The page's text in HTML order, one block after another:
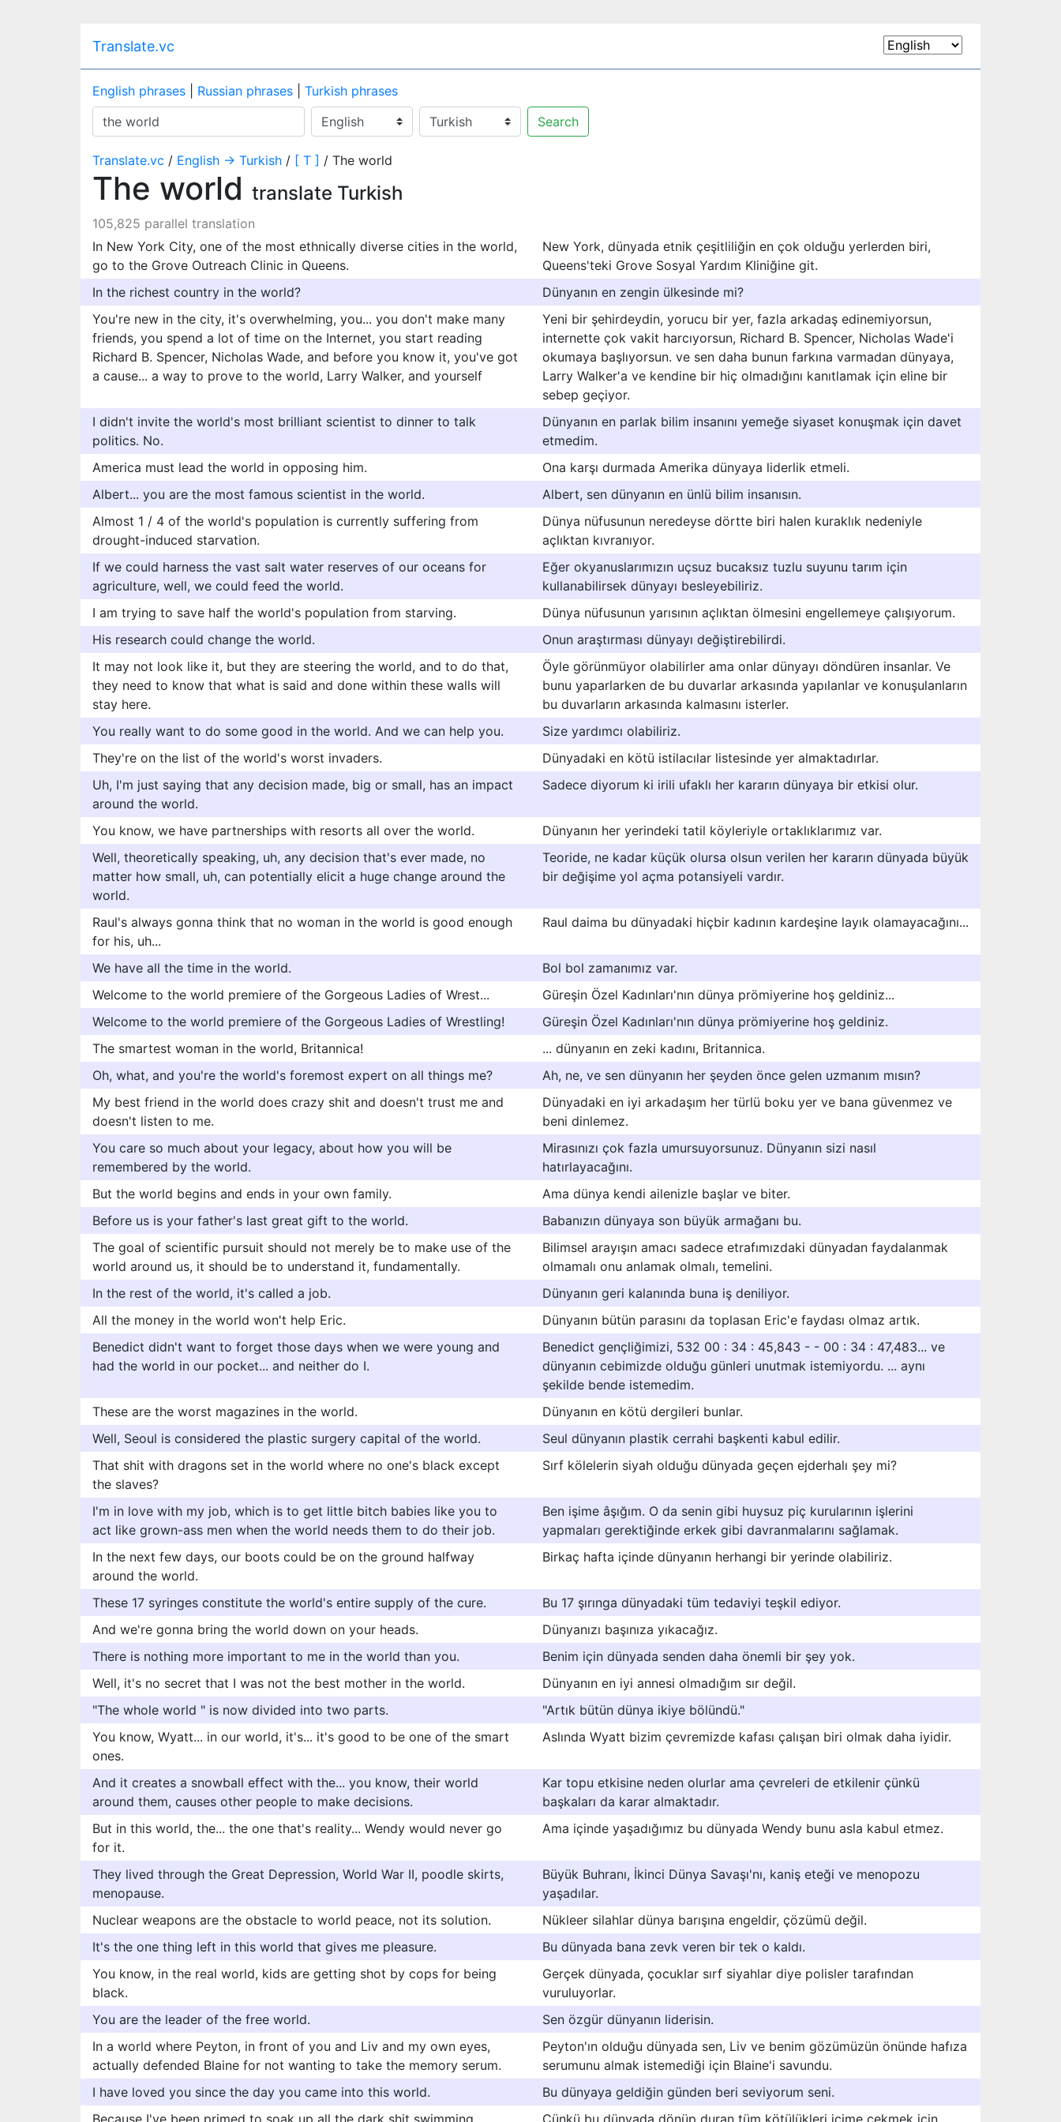
Translate.vc
English phrases Russian phrases
Turkish phrases
Search
Translate.vc / English → Turkish / [ T ] / The world
The world translate Turkish
105,825 parallel translation
In New York City, one of the most ethnically diverse cities in the world,
go to the Grove Outreach Clinic in Queens.
New York, dünyada etnik çeşitliliğin en çok olduğu yerlerden biri,
Queens'teki Grove Sosyal Yardım Kliniğine git.
In the richest country in the world?
Dünyanın en zengin ülkesinde mi?
You're new in the city, it's overwhelming, you... you don't make many
friends, you spend a lot of time on the Internet, you start reading
Richard B. Spencer, Nicholas Wade, and before you know it, you've got
a cause... a way to prove to the world, Larry Walker, and yourself
Yeni bir şehirdeydin, yorucu bir yer, fazla arkadaş edinemiyorsun,
internette çok vakit harcıyorsun, Richard B. Spencer, Nicholas Wade'i
okumaya başlıyorsun. ve sen daha bunun farkına varmadan dünyaya,
Larry Walker'a ve kendine bir hiç olmadığını kanıtlamak için eline bir
sebep geçiyor.
I didn't invite the world's most brilliant scientist to dinner to talk
politics. No.
Dünyanın en parlak bilim insanını yemeğe siyaset konuşmak için davet
etmedim.
America must lead the world in opposing him.
Ona karşı durmada Amerika dünyaya liderlik etmeli.
Albert... you are the most famous scientist in the world.
Albert, sen dünyanın en ünlü bilim insanısın.
Almost 1 / 4 of the world's population is currently suffering from
drought-induced starvation.
Dünya nüfusunun neredeyse dörtte biri halen kuraklık nedeniyle
açlıktan kıvranıyor.
If we could harness the vast salt water reserves of our oceans for
agriculture, well, we could feed the world.
Eğer okyanuslarımızın uçsuz bucaksız tuzlu suyunu tarım için
kullanabilirsek dünyayı besleyebiliriz.
I am trying to save half the world's population from starving.
Dünya nüfusunun yarısının açlıktan ölmesini engellemeye çalışıyorum.
His research could change the world.
Onun araştırması dünyayı değiştirebilirdi.
It may not look like it, but they are steering the world, and to do that,
they need to know that what is said and done within these walls will
stay here.
Öyle görünmüyor olabilirler ama onlar dünyayı döndüren insanlar. Ve
bunu yaparlarken de bu duvarlar arkasında yapılanlar ve konuşulanların
bu duvarların arkasında kalmasını isterler.
You really want to do some good in the world. And we can help you.
Size yardımcı olabiliriz.
They're on the list of the world's worst invaders.
Dünyadaki en kötü istilacılar listesinde yer almaktadırlar.
Uh, I'm just saying that any decision made, big or small, has an impact
around the world.
Sadece diyorum ki irili ufaklı her kararın dünyaya bir etkisi olur.
You know, we have partnerships with resorts all over the world.
Dünyanın her yerindeki tatil köyleriyle ortaklıklarımız var.
Well, theoretically speaking, uh, any decision that's ever made, no
matter how small, uh, can potentially elicit a huge change around the
world.
Teoride, ne kadar küçük olursa olsun verilen her kararın dünyada büyük
bir değişime yol açma potansiyeli vardır.
Raul's always gonna think that no woman in the world is good enough
for his, uh...
Raul daima bu dünyadaki hiçbir kadının kardeşine layık olamayacağını...
We have all the time in the world.
Bol bol zamanımız var.
Welcome to the world premiere of the Gorgeous Ladies of Wrest...
Güreşin Özel Kadınları'nın dünya prömiyerine hoş geldiniz...
Welcome to the world premiere of the Gorgeous Ladies of Wrestling!
Güreşin Özel Kadınları'nın dünya prömiyerine hoş geldiniz.
The smartest woman in the world, Britannica!
... dünyanın en zeki kadını, Britannica.
Oh, what, and you're the world's foremost expert on all things me?
Ah, ne, ve sen dünyanın her şeyden önce gelen uzmanım mısın?
My best friend in the world does crazy shit and doesn't trust me and
doesn't listen to me.
Dünyadaki en iyi arkadaşım her türlü boku yer ve bana güvenmez ve
beni dinlemez.
You care so much about your legacy, about how you will be
remembered by the world.
Mirasınızı çok fazla umursuyorsunuz. Dünyanın sizi nasıl
hatırlayacağını.
But the world begins and ends in your own family.
Ama dünya kendi ailenizle başlar ve biter.
Before us is your father's last great gift to the world.
Babanızın dünyaya son büyük armağanı bu.
The goal of scientific pursuit should not merely be to make use of the
world around us, it should be to understand it, fundamentally.
Bilimsel arayışın amacı sadece etrafımızdaki dünyadan faydalanmak
olmamalı onu anlamak olmalı, temelini.
In the rest of the world, it's called a job.
Dünyanın geri kalanında buna iş deniliyor.
All the money in the world won't help Eric.
Dünyanın bütün parasını da toplasan Eric'e faydası olmaz artık.
Benedict didn't want to forget those days when we were young and
had the world in our pocket... and neither do I.
Benedict gençliğimizi, 532 00 : 34 : 45,843 - - 00 : 34 : 47,483... ve
dünyanın cebimizde olduğu günleri unutmak istemiyordu. ... aynı
şekilde bende istemedim.
These are the worst magazines in the world.
Dünyanın en kötü dergileri bunlar.
Well, Seoul is considered the plastic surgery capital of the world.
Seul dünyanın plastik cerrahi başkenti kabul edilir.
That shit with dragons set in the world where no one's black except
the slaves?
Sırf kölelerin siyah olduğu dünyada geçen ejderhalı şey mi?
I'm in love with my job, which is to get little bitch babies like you to
act like grown-ass men when the world needs them to do their job.
Ben işime âşığım. O da senin gibi huysuz piç kurularının işlerini
yapmaları gerektiğinde erkek gibi davranmalarını sağlamak.
In the next few days, our boots could be on the ground halfway
around the world.
Birkaç hafta içinde dünyanın herhangi bir yerinde olabiliriz.
These 17 syringes constitute the world's entire supply of the cure.
Bu 17 şırınga dünyadaki tüm tedaviyi teşkil ediyor.
And we're gonna bring the world down on your heads.
Dünyanızı başınıza yıkacağız.
There is nothing more important to me in the world than you.
Benim için dünyada senden daha önemli bir şey yok.
Well, it's no secret that I was not the best mother in the world.
Dünyanın en iyi annesi olmadığım sır değil.
"The whole world " is now divided into two parts.
"Artık bütün dünya ikiye bölündü."
You know, Wyatt... in our world, it's... it's good to be one of the smart
ones.
Aslında Wyatt bizim çevremizde kafası çalışan biri olmak daha iyidir.
And it creates a snowball effect with the... you know, their world
around them, causes other people to make decisions.
Kar topu etkisine neden olurlar ama çevreleri de etkilenir çünkü
başkaları da karar almaktadır.
But in this world, the... the one that's reality... Wendy would never go
for it.
Ama içinde yaşadığımız bu dünyada Wendy bunu asla kabul etmez.
They lived through the Great Depression, World War II, poodle skirts,
menopause.
Büyük Buhranı, İkinci Dünya Savaşı'nı, kaniş eteği ve menopozu
yaşadılar.
Nuclear weapons are the obstacle to world peace, not its solution.
Nükleer silahlar dünya barışına engeldir, çözümü değil.
It's the one thing left in this world that gives me pleasure.
Bu dünyada bana zevk veren bir tek o kaldı.
You know, in the real world, kids are getting shot by cops for being
black.
Gerçek dünyada, çocuklar sırf siyahlar diye polisler tarafından
vuruluyorlar.
You are the leader of the free world.
Sen özgür dünyanın liderisin.
In a world where Peyton, in front of you and Liv and my own eyes,
actually defended Blaine for not wanting to take the memory serum.
Peyton'ın olduğu dünyada sen, Liv ve benim gözümüzün önünde hafıza
serumunu almak istemediği için Blaine'i savundu.
I have loved you since the day you came into this world.
Bu dünyaya geldiğin günden beri seviyorum seni.
Because I've been primed to soak up all the dark shit swimming
Çünkü bu dünyada dönüp duran tüm kötülükleri içime çekmek için